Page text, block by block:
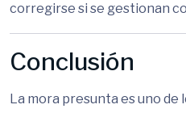
corregirse si se gestionan
Conclusión
La mora presunta es uno de